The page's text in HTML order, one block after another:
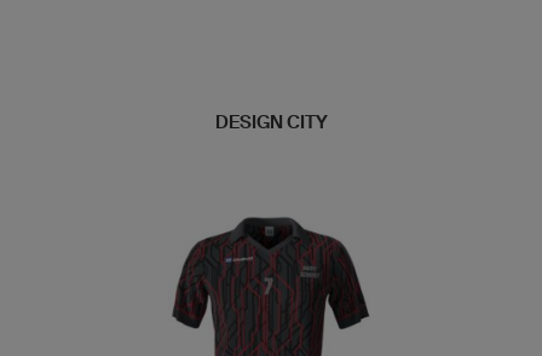
DESIGN CITY